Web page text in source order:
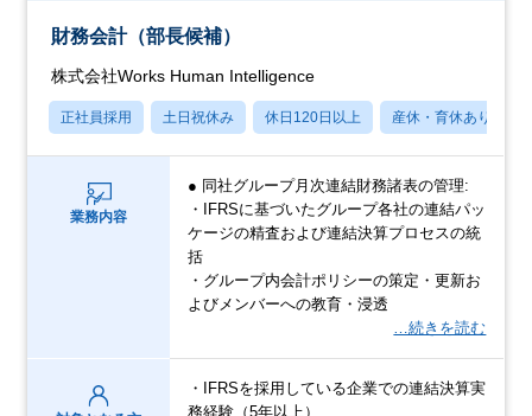
財務会計（部長候補）
株式会社Works Human Intelligence
正社員採用 土日祝休み 休日120日以上 産休・育休あり
業務内容
● 同社グループ月次連結財務諸表の管理:
・IFRSに基づいたグループ各社の連結パッ
ケージの精査および連結決算プロセスの統
括
・グループ内会計ポリシーの策定・更新お
よびメンバーへの教育・浸透
…続きを読む
・IFRSを採用している企業での連結決算実
務経験（5年以上）